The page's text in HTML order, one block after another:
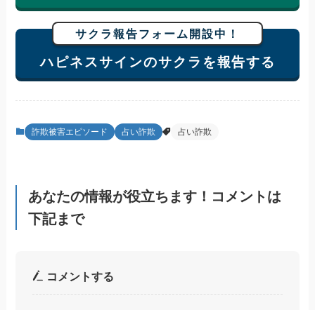
サクラ報告フォーム開設中！
ハピネスサインのサクラを報告する
詐欺被害エピソード 占い詐欺 占い詐欺
あなたの情報が役立ちます！コメントは
下記まで
コメントする